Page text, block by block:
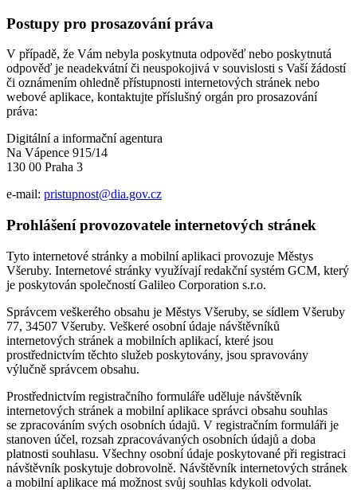
Postupy pro prosazování práva
V případě, že Vám nebyla poskytnuta odpověď nebo poskytnutá
odpověď je neadekvátní či neuspokojivá v souvislosti s Vaší žádostí
či oznámením ohledně přístupnosti internetových stránek nebo
webové aplikace, kontaktujte příslušný orgán pro prosazování
práva:
Digitální a informační agentura
Na Vápence 915/14
130 00 Praha 3
e-mail: pristupnost@dia.gov.cz
Prohlášení provozovatele internetových stránek
Tyto internetové stránky a mobilní aplikaci provozuje Městys
Všeruby. Internetové stránky využívají redakční systém GCM, který
je poskytován společností Galileo Corporation s.r.o.
Správcem veškerého obsahu je Městys Všeruby, se sídlem Všeruby
77, 34507 Všeruby. Veškeré osobní údaje návštěvníků
internetových stránek a mobilních aplikací, které jsou
prostřednictvím těchto služeb poskytovány, jsou spravovány
výlučně správcem obsahu.
Prostřednictvím registračního formuláře uděluje návštěvník
internetových stránek a mobilní aplikace správci obsahu souhlas
se zpracováním svých osobních údajů. V registračním formuláři je
stanoven účel, rozsah zpracovávaných osobních údajů a doba
platnosti souhlasu. Všechny osobní údaje poskytované při registraci
návštěvník poskytuje dobrovolně. Návštěvník internetových stránek
a mobilní aplikace má možnost svůj souhlas kdykoli odvolat.